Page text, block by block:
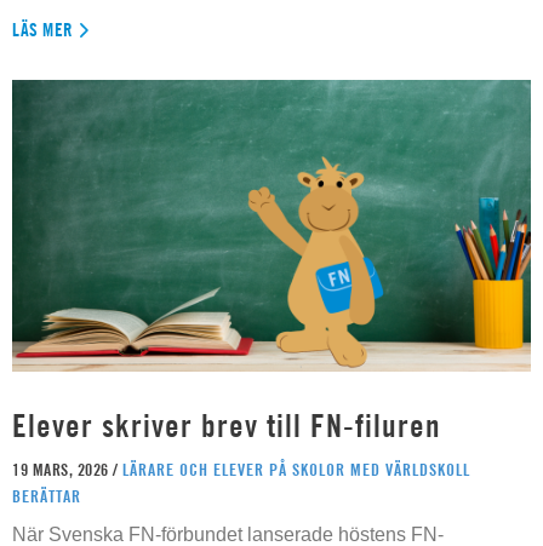
LÄS MER
Elever skriver brev till FN-filuren
19 MARS, 2026 / LÄRARE OCH ELEVER PÅ SKOLOR MED VÄRLDSKOLL
BERÄTTAR
När Svenska FN-förbundet lanserade höstens FN-